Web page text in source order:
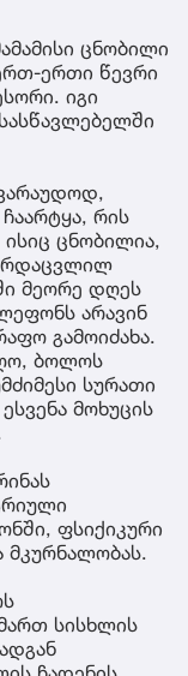
ცნობილი
ერთი წევრი
იგი
რის
ცნობილია,
მეორე დღეს
არავინ
გამოიძახა.
ბოლოს
სურათი
მოხუცის
ფსიქიკური
სისხლის